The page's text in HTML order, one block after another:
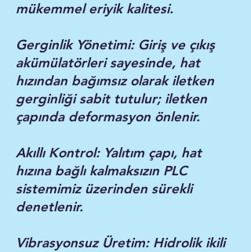
mükemmel eriyik kalitesi.
Gerginlik Yönetimi: Giriş ve çıkış
akümülatörleri sayesinde, hat
hızından bağımsız olarak iletken
gerginliği sabit tutulur; iletken
çapında deformasyon önlenir.
Akıllı Kontrol: Yalıtım çapı, hat
hızına bağlı kalmaksızın PLC
sistemimiz üzerinden sürekli
denetlenir.
Vibrasyonsuz Üretim: Hidrolik ikili